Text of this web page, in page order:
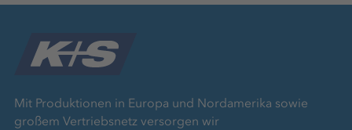
Mit Produktionen in Europa und Nordamerika sowie
großem Vertriebsnetz versorgen wir